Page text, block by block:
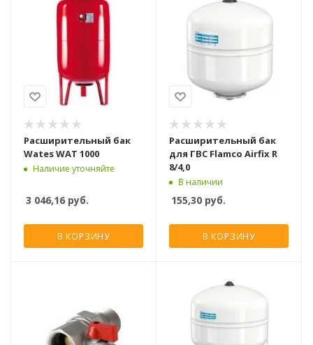
Расширительный бак
Wates WAT 1000
Наличие уточняйте
3 046,16 руб.
В КОРЗИНУ
Расширительный бак
для ГВС Flamco Airfix R
8/4,0
В наличии
155,30 руб.
В КОРЗИНУ